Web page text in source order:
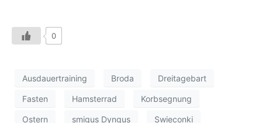
0
Ausdauertraining Broda Dreitagebart
Fasten Hamsterrad Korbsegnung
Ostern smigus Dyngus Swieconki